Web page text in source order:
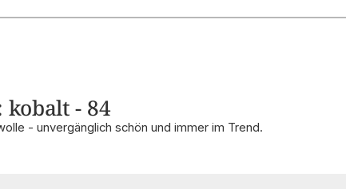
kobalt - 84
- unvergänglich schön und immer im Trend.